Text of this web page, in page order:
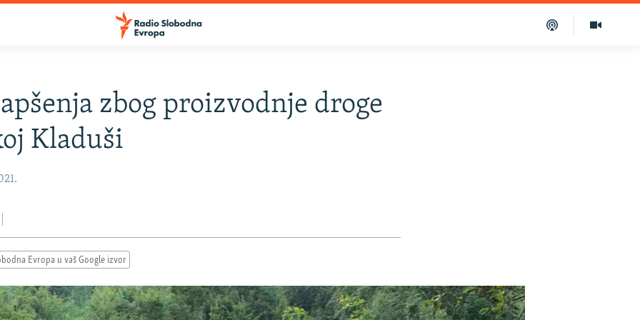
zbog proizvodnje droge
Kladuši
Evropa u vaš Google izvor